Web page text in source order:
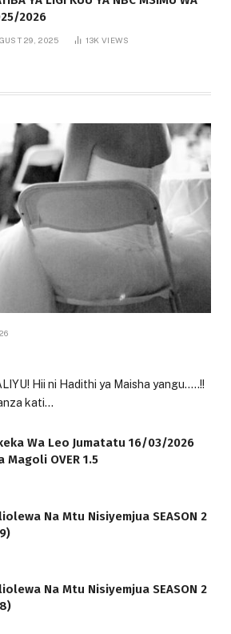
2026
29, 2025 13KVIEWS
Hii ni Hadithi ya Maisha yangu…..!!
kati…
Wa Leo Jumatatu 16/03/2026
Magoli OVER 1.5
Na Mtu Nisiyemjua SEASON 2
Na Mtu Nisiyemjua SEASON 2